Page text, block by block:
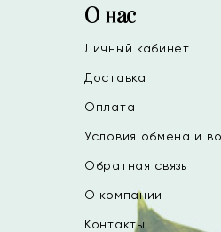
О нас
Личный кабинет
Доставка
Оплата
Условия обмена и
Обратная связь
О компании
Контакты